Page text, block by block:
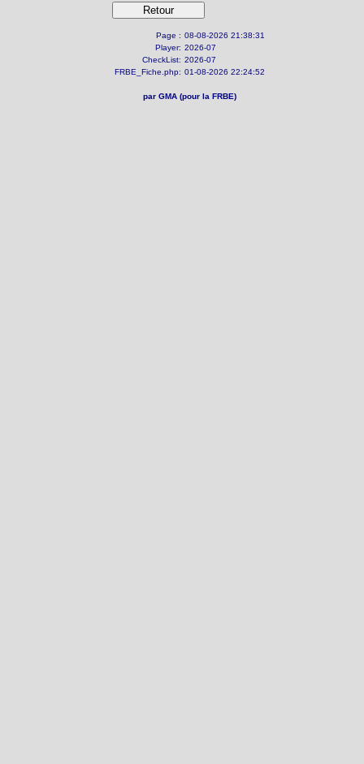
Page : 08-08-2026 21:38:31
Player: 2026-07
CheckList: 2026-07
FRBE_Fiche.php: 01-08-2026 22:24:52
par GMA (pour la FRBE)